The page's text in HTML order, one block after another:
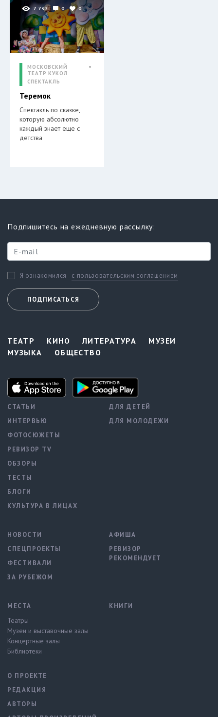
7 732 0 0
МОСКОВСКИЙ
ТЕАТР КУКОЛ
СПЕКТАКЛЬ
Теремок
Спектакль по сказке,
которую абсолютно
каждый знает еще с
детства
Подпишитесь на ежедневную рассылку:
Я ознакомился с пользовательским соглашением
ПОДПИСАТЬСЯ
ТЕАТР КИНО ЛИТЕРАТУРА
МУЗЕИ
МУЗЫКА
ОБЩЕСТВО
СТАТЬИ
ИНТЕРВЬЮ
ФОТОСЮЖЕТЫ
РЕВИЗОР TV
ОБЗОРЫ
ТЕСТЫ
БЛОГИ
КУЛЬТУРА В ЛИЦАХ
ДЛЯ ДЕТЕЙ
ДЛЯ МОЛОДЕЖИ
НОВОСТИ
СПЕЦПРОЕКТЫ
ФЕСТИВАЛИ
ЗА РУБЕЖОМ
АФИША
РЕВИЗОР
РЕКОМЕНДУЕТ
МЕСТА
Театры
Музеи и выставочные залы
Концертные залы
Библиотеки
КНИГИ
О ПРОЕКТЕ
РЕДАКЦИЯ
АВТОРЫ